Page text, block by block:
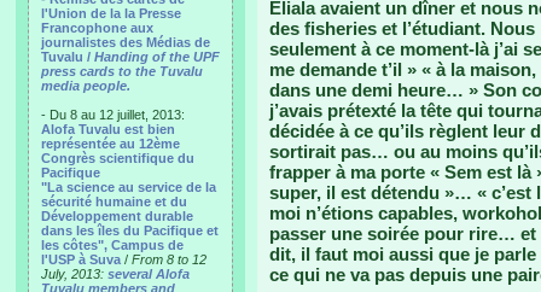
l'Union de la la Presse
Francophone aux
journalistes des Médias de
Tuvalu / Handing of the UPF
press cards to the Tuvalu
media people.
- Du 8 au 12 juillet, 2013:
Alofa Tuvalu est bien
représentée au 12ème
Congrès scientifique du
Pacifique
"La science au service de la
sécurité humaine et du
Développement durable
dans les îles du Pacifique et
les côtes", Campus de
l'USP à Suva / From 8 to 12
July, 2013: several Alofa
Tuvalu members and
Eliala avaient un dîner et nous
des fisheries et l’étudiant.
seulement à ce moment-là j’ai
me demande t’il » « à la
dans une demi heure… » Son
j’avais prétexté la tête qui
décidée à ce qu’ils règlent leur
sortirait pas… ou au moins
frapper à ma porte « Sem est là
super, il est détendu »… « c’est
moi n’étions capables,
passer une soirée pour rire… et
dit, il faut moi aussi que je
ce qui ne va pas depuis une